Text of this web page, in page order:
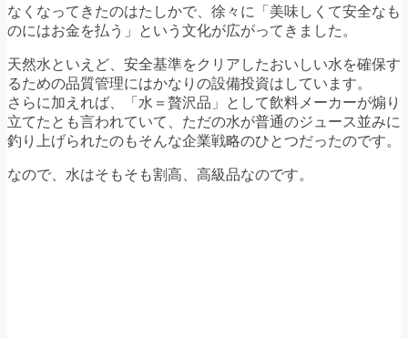
なくなってきたのはたしかで、徐々に「美味しくて安全なも
のにはお金を払う」という文化が広がってきました。
天然水といえど、安全基準をクリアしたおいしい水を確保す
るための品質管理にはかなりの設備投資はしています。
さらに加えれば、「水＝贅沢品」として飲料メーカーが煽り
立てたとも言われていて、ただの水が普通のジュース並みに
釣り上げられたのもそんな企業戦略のひとつだったのです。
なので、水はそもそも割高、高級品なのです。